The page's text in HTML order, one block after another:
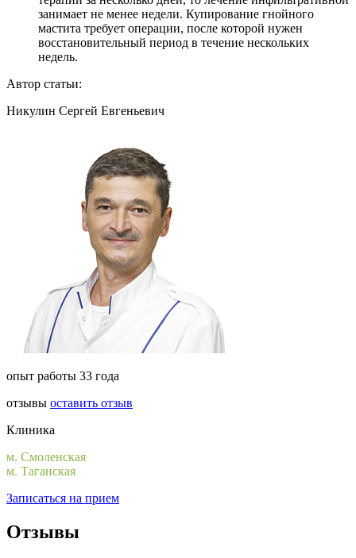
занимает не менее недели. Купирование гнойного
мастита требует операции, после которой нужен
восстановительный период в течение нескольких
недель.
Автор статьи:
Никулин Сергей Евгеньевич
опыт работы 33 года
отзывы оставить отзыв
Клиника
м. Смоленская
м. Таганская
Записаться на прием
Отзывы